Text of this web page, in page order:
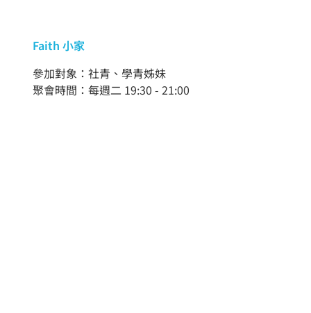
Faith 小家
參加對象：社青、學青姊妹
聚會時間：每週二 19:30 - 21:00